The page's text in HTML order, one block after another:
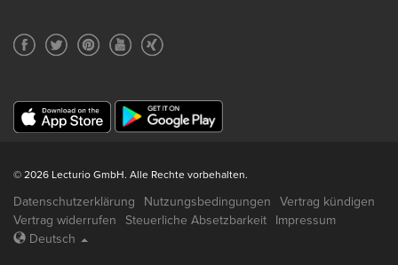
© 2026 Lecturio GmbH. Alle Rechte vorbehalten.
Datenschutzerklärung Nutzungsbedingungen
Vertrag kündigen
Vertrag widerrufen
Steuerliche Absetzbarkeit
Impressum
Deutsch